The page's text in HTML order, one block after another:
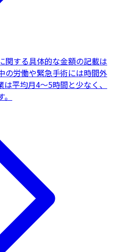
関する具体的な金額の記載は
の労働や緊急手術には時間外
平均月4～5時間と少なく、